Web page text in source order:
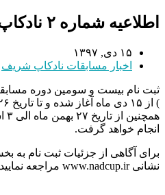
اطلاعیه شماره ۲ نادکاپ ۲۳ – ثبت نام
۱۵ دی, ۱۳۹۷
اخبار مسابقات نادکاپ شریف
) از ۱۵ دی ماه آغاز شده و تا تاریخ ۲۶ یهمن ماه ادامه دارد.
انجام خواهد گرفت.
برای آگاهی از جزئیات ثبت نام به
نشانی www.nadcup.ir مراجعه نمایید.